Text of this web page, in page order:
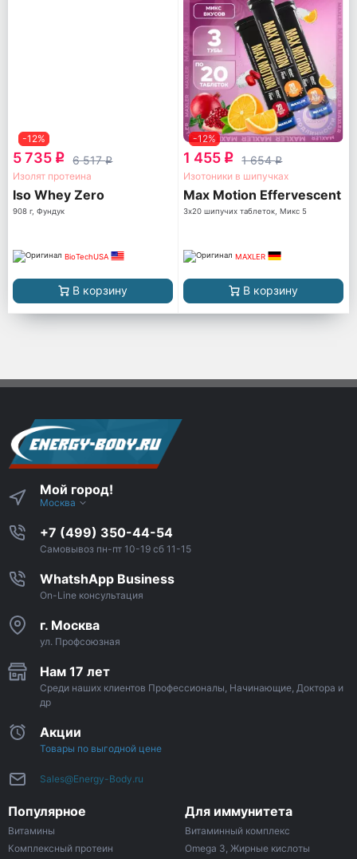
-12%
5 735 q 6 517q
Изолят протеина
Iso Whey Zero
908 г, Фундук
BioTechUSA
В корзину
-12%
1 455 q 1 654q
Изотоники в шипучках
Max Motion Effervescent
3х20 шипучих таблеток, Микс 5
MAXLER
В корзину
Мой город!
Москва
+7 (499) 350-44-54
Самовывоз пн-пт 10-19 сб 11-15
WhatshApp Business
On-Line консультация
г. Москва
ул. Профсоюзная
Нам 17 лет
Среди наших клиентов Профессионалы, Начинающие, Доктора и
др
Акции
Товары по выгодной цене
Sales@Energy-Body.ru
Популярное
Витамины
Комплексный протеин
Для иммунитета
Витаминный комплекс
Omega 3, Жирные кислоты